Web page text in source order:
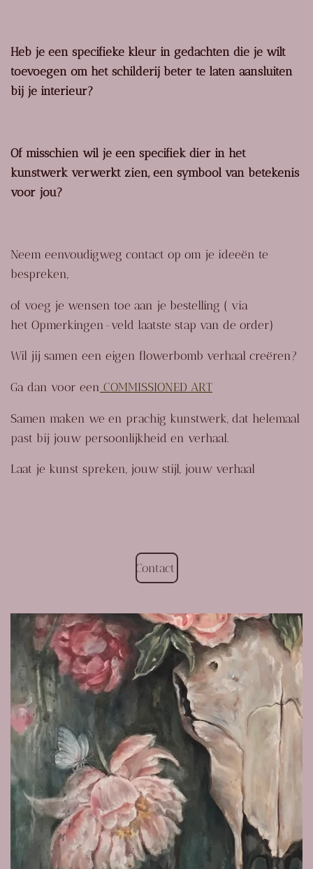
Heb je een specifieke kleur in gedachten die je wilt
toevoegen om het schilderij beter te laten aansluiten
bij je interieur?
Of misschien wil je een specifiek dier in het
kunstwerk verwerkt zien, een symbool van betekenis
voor jou?
Neem eenvoudigweg contact op om je ideeën te
bespreken,
of voeg je wensen toe aan je bestelling ( via
het Opmerkingen-veld laatste stap van de order)
Wil jij samen een eigen flowerbomb verhaal creëren?
Ga dan voor een COMMISSIONED ART
Samen maken we en prachig kunstwerk, dat helemaal
past bij jouw persoonlijkheid en verhaal.
Laat je kunst spreken, jouw stijl, jouw verhaal
Contact